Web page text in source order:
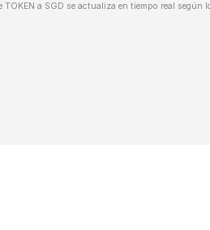
TOKEN a SGD se actualiza en tiempo real según